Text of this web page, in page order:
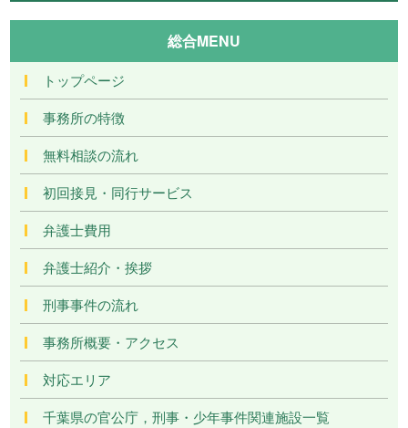
総合MENU
トップページ
事務所の特徴
無料相談の流れ
初回接見・同行サービス
弁護士費用
弁護士紹介・挨拶
刑事事件の流れ
事務所概要・アクセス
対応エリア
千葉県の官公庁，刑事・少年事件関連施設一覧